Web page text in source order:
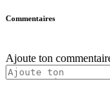
Commentaires
Ajoute ton